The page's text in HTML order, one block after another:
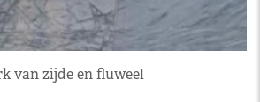
van zijde en fluweel